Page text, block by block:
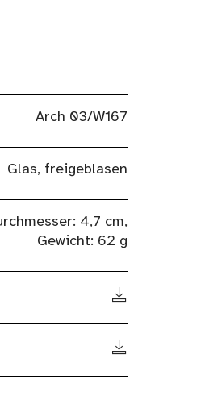
Arch 03/W167
Glas, freigeblasen
4,7 cm,
Gewicht: 62 g